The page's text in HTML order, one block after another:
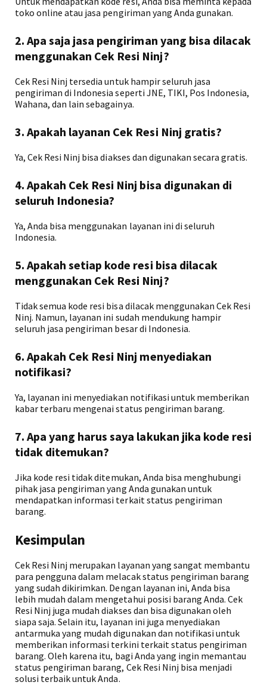
toko online atau jasa pengiriman yang Anda gunakan.
2. Apa saja jasa pengiriman yang bisa dilacak
menggunakan Cek Resi Ninj?
Cek Resi Ninj tersedia untuk hampir seluruh jasa
pengiriman di Indonesia seperti JNE, TIKI, Pos Indonesia,
Wahana, dan lain sebagainya.
3. Apakah layanan Cek Resi Ninj gratis?
Ya, Cek Resi Ninj bisa diakses dan digunakan secara gratis.
4. Apakah Cek Resi Ninj bisa digunakan di
seluruh Indonesia?
Ya, Anda bisa menggunakan layanan ini di seluruh
Indonesia.
5. Apakah setiap kode resi bisa dilacak
menggunakan Cek Resi Ninj?
Tidak semua kode resi bisa dilacak menggunakan Cek Resi
Ninj. Namun, layanan ini sudah mendukung hampir
seluruh jasa pengiriman besar di Indonesia.
6. Apakah Cek Resi Ninj menyediakan
notifikasi?
Ya, layanan ini menyediakan notifikasi untuk memberikan
kabar terbaru mengenai status pengiriman barang.
7. Apa yang harus saya lakukan jika kode resi
tidak ditemukan?
Jika kode resi tidak ditemukan, Anda bisa menghubungi
pihak jasa pengiriman yang Anda gunakan untuk
mendapatkan informasi terkait status pengiriman
barang.
Kesimpulan
Cek Resi Ninj merupakan layanan yang sangat membantu
para pengguna dalam melacak status pengiriman barang
yang sudah dikirimkan. Dengan layanan ini, Anda bisa
lebih mudah dalam mengetahui posisi barang Anda. Cek
Resi Ninj juga mudah diakses dan bisa digunakan oleh
siapa saja. Selain itu, layanan ini juga menyediakan
antarmuka yang mudah digunakan dan notifikasi untuk
memberikan informasi terkini terkait status pengiriman
barang. Oleh karena itu, bagi Anda yang ingin memantau
status pengiriman barang, Cek Resi Ninj bisa menjadi
solusi terbaik untuk Anda.